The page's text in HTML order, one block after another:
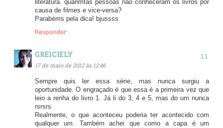
literatura. quanmtas pessoas não conheceram os livros por
causa de filmes e vice-versa?
Parabéms pela dica! bjussss
Responder
GREICIELY
17 de maio de 2012 às 12:46
Sempre quis ler essa série, mas nunca surgiu a
oportunidade. O engraçado é que essa é a primeira vez que
leio a renha do livro 1. Já li do 3, 4 e 5, mas do um nunca
rsrsrs
Realmente, o que aconteceu poderia ter acontecido com
qualquer um. Também achei que como a capa é um